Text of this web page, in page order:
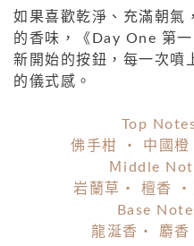
如果喜歡乾淨、充滿朝氣
的香味，《Day One 第
新開始的按鈕，每一次噴
的儀式感。
Top
佛手柑 ・ 中國橙
Ｍiddle
岩蘭草・ 檀香
Base
龍涎香・ 麝香